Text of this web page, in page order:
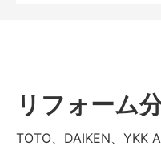
リフォーム
TOTO、DAIKEN、YKK